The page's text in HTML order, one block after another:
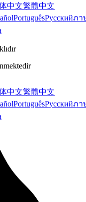
中文繁體中文
PortuguêsРусскийภา
中文繁體中文
PortuguêsРусскийภา